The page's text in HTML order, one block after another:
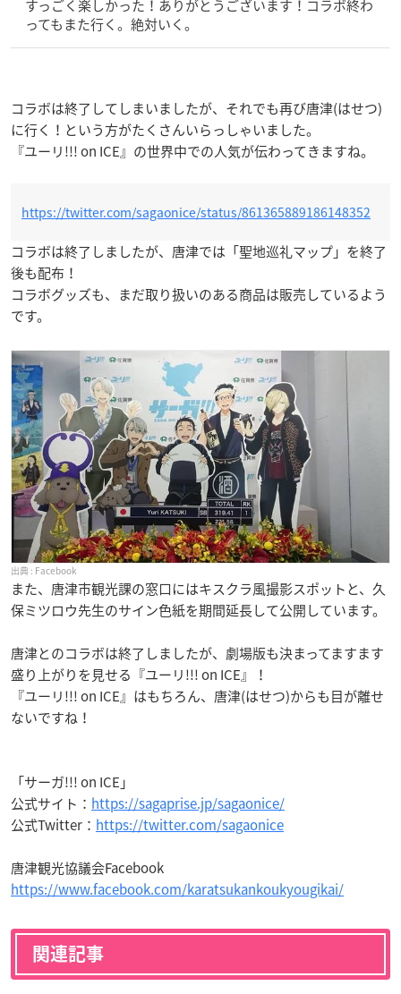
すっごく楽しかった！ありがとうございます！コラボ終わ
ってもまた行く。絶対いく。
コラボは終了してしまいましたが、それでも再び唐津(はせつ)
に行く！という方がたくさんいらっしゃいました。
『ユーリ!!! on ICE』の世界中での人気が伝わってきますね。
https://twitter.com/sagaonice/status/861365889186148352
コラボは終了しましたが、唐津では「聖地巡礼マップ」を終了
後も配布！
コラボグッズも、まだ取り扱いのある商品は販売しているよう
です。
Facebook
また、唐津市観光課の窓口にはキスクラ風撮影スポットと、久
保ミツロウ先生のサイン色紙を期間延長して公開しています。
唐津とのコラボは終了しましたが、劇場版も決まってますます
盛り上がりを見せる『ユーリ!!! on ICE』！
『ユーリ!!! on ICE』はもちろん、唐津(はせつ)からも目が離せ
ないですね！
「サーガ!!! on ICE」
公式サイト： https://sagaprise.jp/sagaonice/
公式Twitter： https://twitter.com/sagaonice
唐津観光協議会Facebook
https://www.facebook.com/karatsukankoukyougikai/
関連記事